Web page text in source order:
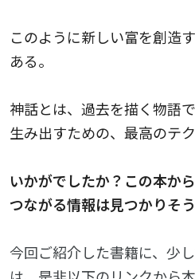
このように新しい富を創造
ある。
神話とは、過去を描く物語
生み出すための、最高のテ
いかがでしたか？この本か
つながる情報は見つかりそ
今回ご紹介した書籍に、少